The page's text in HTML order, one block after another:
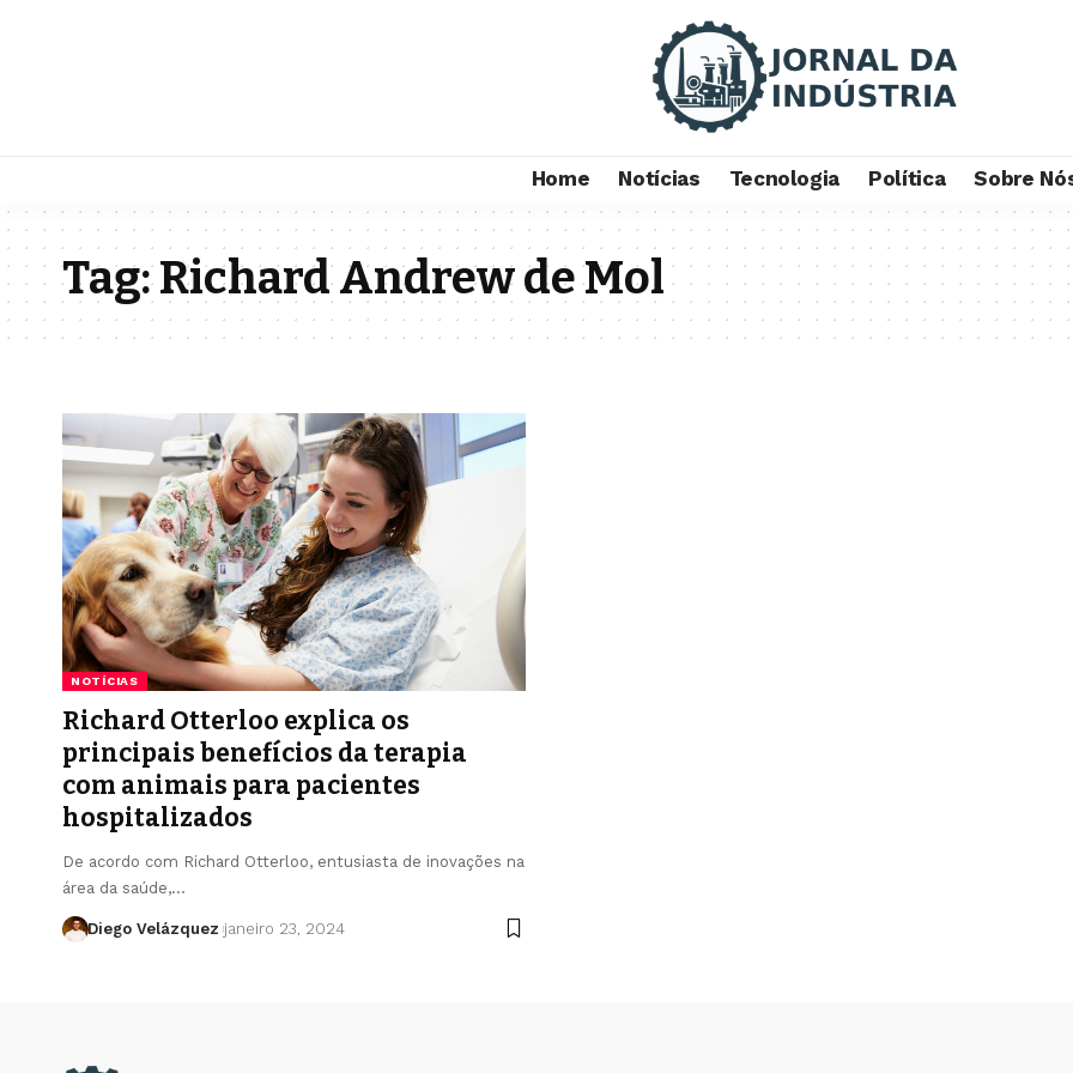
Home Notícias Tecnologia Política Sobre
Tag:Richard Andrew de Mol
NOTÍCIAS
Richard Otterloo explica os
principais benefícios da terapia
com animais para pacientes
hospitalizados
De acordo com Richard Otterloo, entusiasta de inovações na
área da saúde,…
Diego Velázquez janeiro 23, 2024